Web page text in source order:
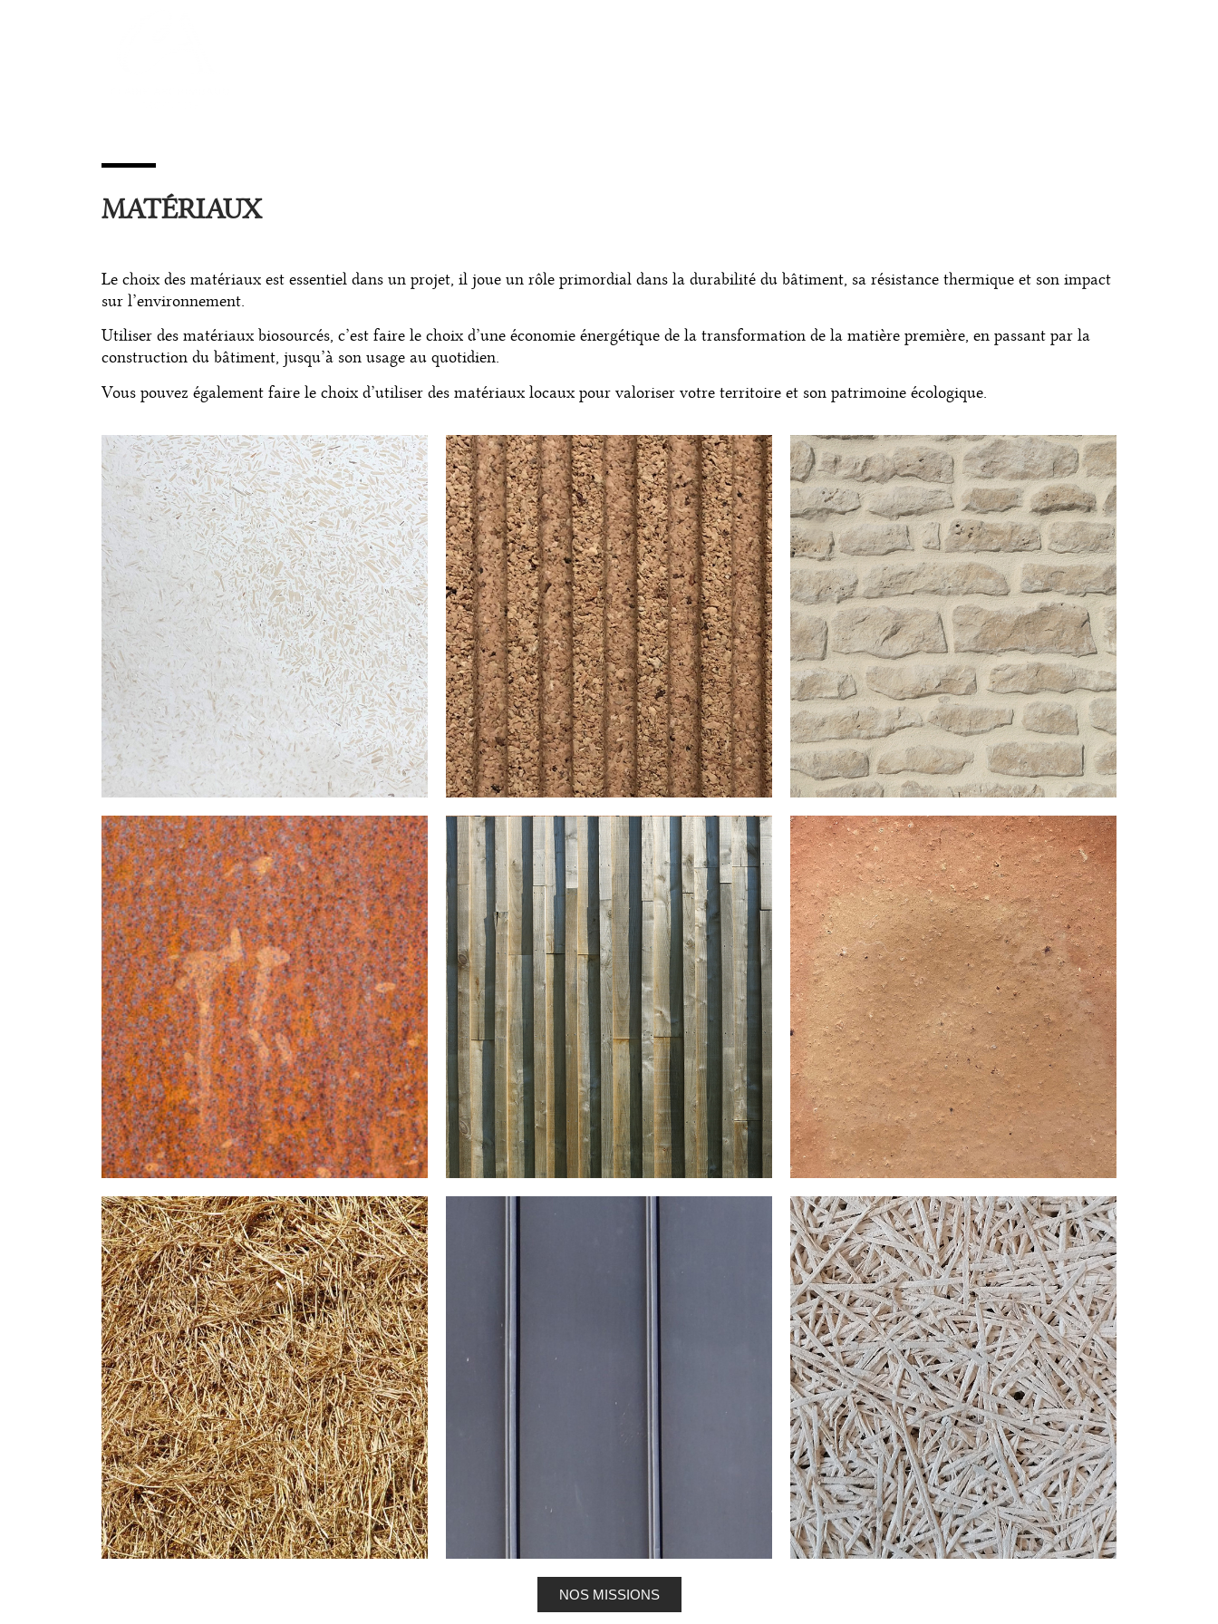
MATÉRIAUX
Le choix des matériaux est essentiel dans un projet, il joue un rôle primordial dans la durabilité du bâtiment, sa résistance thermique et son impact
sur l’environnement.
Utiliser des matériaux biosourcés, c’est faire le choix d’une économie énergétique de la transformation de la matière première, en passant par la
construction du bâtiment, jusqu’à son usage au quotidien.
Vous pouvez également faire le choix d’utiliser des matériaux locaux pour valoriser votre territoire et son patrimoine écologique.
CHANVRE
Utilisation : isolation intérieur et extérieur
| enduit intérieur et extérieur | mortier ou
béton de chanvre
Qualités : matière respirante et légère |
bonne capacité thermique | qualités
fongiques et antiparasitaires | isolation
phonique | régulateur hygroscopique
LIEGE
Utilisation : isolation murs et fondations |
revêtement sol et murs
Qualités : isolant thermique | isolant
phonique | antivibratoire | non-allergène |
durée de vie illimitée |résistance à l’eau |
qualités fongiques et anti parasitaires |
qualité de l’air intérieur
PIERRE
Utilisation : structure porteuse | revêtement
murs et sol
Qualités : résistance structurelle| durée de
vie illimitée | bonne inertie thermique |
matériau noble et intemporel
CORTEN
Utilisation : bardage extérieur | mobilier
extérieur
Qualités : résistance structurelle | résistant
à la corrosion atmosphérique | résistant à la
déformation par traction | esthétique et
contemporain | sans-entretien
Utilisation : structure | murs ossature bois |
mur intérieur et extérieur | revêtement sol
Qualités : isolant thermique | isolant
matériau noble et intemporel
TERRE
Utilisation : revêtement sol | revêtement
mur extérieur et intérieur
Qualités : bonne inertie thermique | isolant
phonique | régulateur hygroscopique |
qualité de l’air intérieur
NOS MISSIONS